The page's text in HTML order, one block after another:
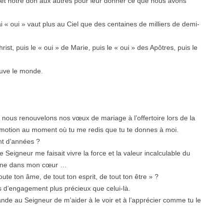
« oui » vaut plus au Ciel que des centaines de milliers de demi-
puis le « oui » de Marie, puis le « oui » des Apôtres, puis le
le monde.
renouvelons nos vœux de mariage à l’offertoire lors de la
au moment où tu me redis que tu te donnes à moi.
d’années ?
Seigneur me faisait vivre la force et la valeur incalculable du
dans mon cœur …
ton âme, de tout ton esprit, de tout ton être » ?
d’engagement plus précieux que celui-là.
au Seigneur de m’aider à le voir et à l’apprécier comme tu le